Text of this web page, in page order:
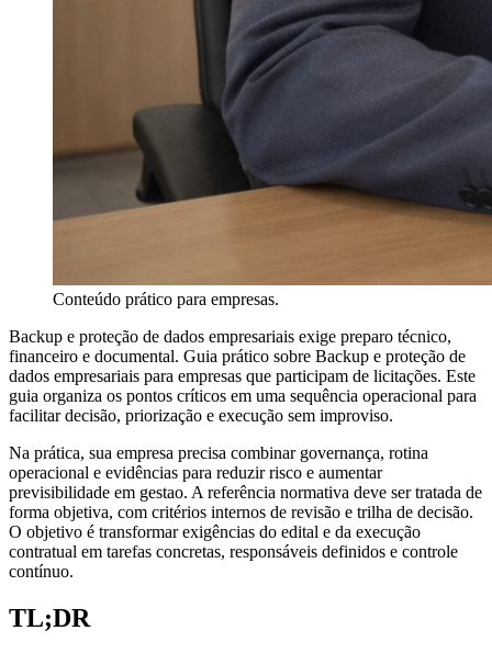
Conteúdo prático para empresas.
Backup e proteção de dados empresariais exige preparo técnico,
financeiro e documental. Guia prático sobre Backup e proteção de
dados empresariais para empresas que participam de licitações. Este
guia organiza os pontos críticos em uma sequência operacional para
facilitar decisão, priorização e execução sem improviso.
Na prática, sua empresa precisa combinar governança, rotina
operacional e evidências para reduzir risco e aumentar
previsibilidade em gestao. A referência normativa deve ser tratada de
forma objetiva, com critérios internos de revisão e trilha de decisão.
O objetivo é transformar exigências do edital e da execução
contratual em tarefas concretas, responsáveis definidos e controle
contínuo.
TL;DR